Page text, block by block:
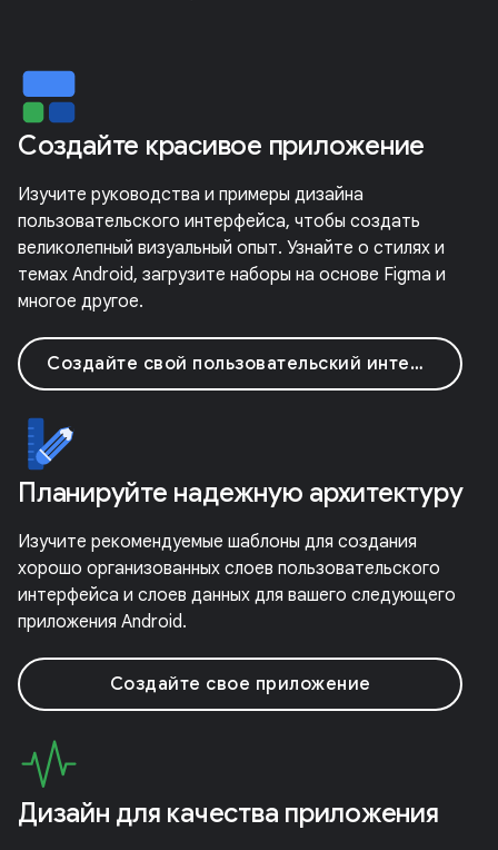
Создайте красивое приложение
Изучите руководства и примеры дизайна
пользовательского интерфейса, чтобы создать
великолепный визуальный опыт. Узнайте о стилях и
темах Android, загрузите наборы на основе Figma и
многое другое.
Создайте свой пользовательский интерфейс
Планируйте надежную архитектуру
Изучите рекомендуемые шаблоны для создания
хорошо организованных слоев пользовательского
интерфейса и слоев данных для вашего следующего
приложения Android.
Создайте свое приложение
Дизайн для качества приложения